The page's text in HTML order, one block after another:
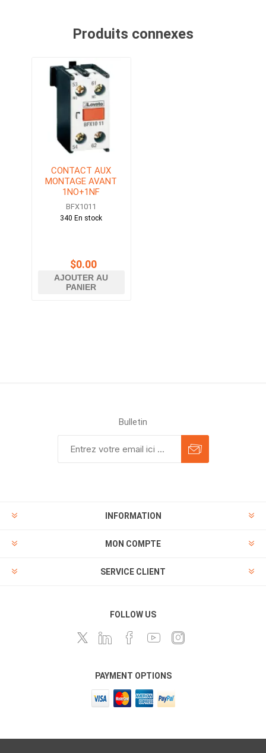
Produits connexes
CONTACT AUX
MONTAGE AVANT
1NO+1NF
BFX1011
340 En stock
$0.00
AJOUTER AU
PANIER
Bulletin
INFORMATION
MON COMPTE
SERVICE CLIENT
FOLLOW US
PAYMENT OPTIONS